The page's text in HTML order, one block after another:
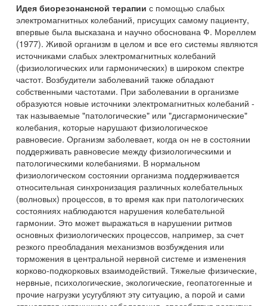
Идея биорезонансной терапии с помощью слабых
электромагнитных колебаний, присущих самому пациенту,
впервые была высказана и научно обоснована Ф. Мореллем
(1977). Живой организм в целом и все его системы являются
источниками слабых электромагнитных колебаний
(физиологических или гармонических) в широком спектре
частот. Возбудители заболеваний также обладают
собственными частотами. При заболевании в организме
образуются новые источники электромагнитных колебаний -
так называемые "патологические" или "дисгармонические"
колебания, которые нарушают физиологическое
равновесие. Организм заболевает, когда он не в состоянии
поддерживать равновесие между физиологическими и
патологическими колебаниями. В нормальном
физиологическом состоянии организма поддерживается
относительная синхронизация различных колебательных
(волновых) процессов, в то время как при патологических
состояниях наблюдаются нарушения колебательной
гармонии. Это может выражаться в нарушении ритмов
основных физиологических процессов, например, за счет
резкого преобладания механизмов возбуждения или
торможения в центральной нервной системе и изменения
корково-подкорковых взаимодействий. Тяжелые физические,
нервные, психологические, экологические, геопатогенные и
прочие нагрузки усугубляют эту ситуацию, а порой и сами